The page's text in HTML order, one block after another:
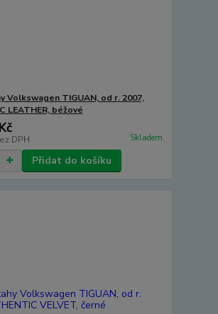
Volkswagen TIGUAN, od r. 2007,
LEATHER, béžové
DPH Skladem
Přidat do košíku